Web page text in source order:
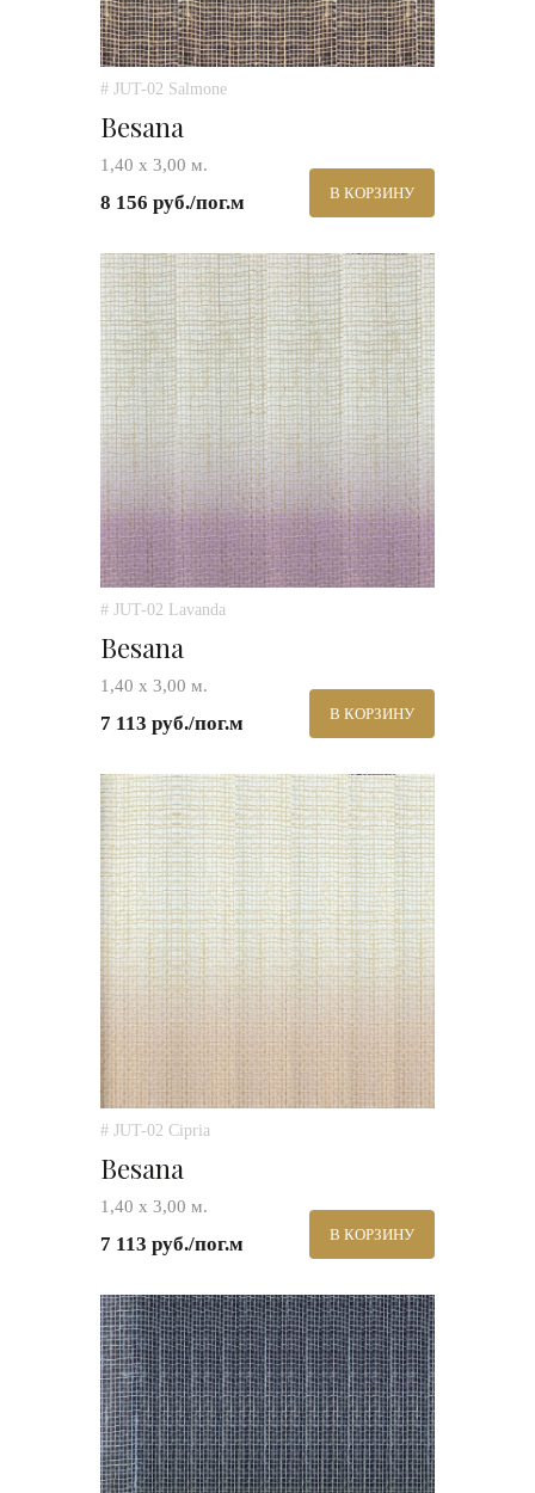
# JUT-02 Salmone
Besana
1,40 х 3,00 м.
8 156 руб./пог.м В КОРЗИНУ
# JUT-02 Lavanda
Besana
1,40 х 3,00 м.
7 113 руб./пог.м В КОРЗИНУ
# JUT-02 Cipria
Besana
1,40 х 3,00 м.
7 113 руб./пог.м В КОРЗИНУ